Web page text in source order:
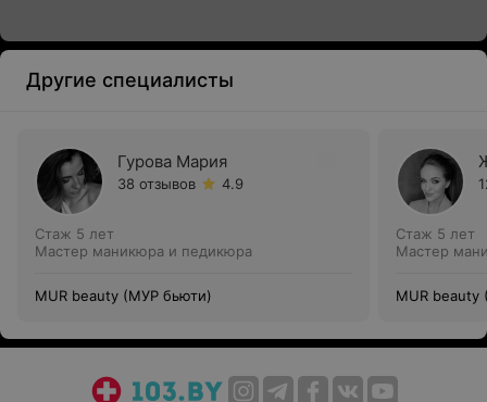
Другие специалисты
Гурова Мария
38 отзывов 4.9
Стаж 5 лет
Мастер маникюра и педикюра
MUR beauty (МУР бьюти)
Стаж 5 лет
Мастер
MUR